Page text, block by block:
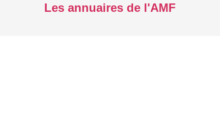
Les annuaires de l'AMF